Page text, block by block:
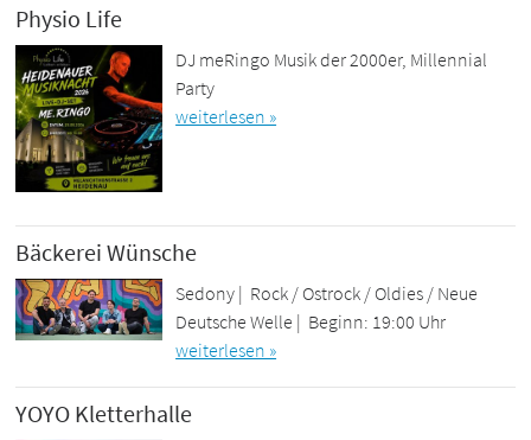
Physio Life
DJ meRingo Musik der 2000er, Millennial
Party
weiterlesen »
Bäckerei Wünsche
Sedony | Rock / Ostrock / Oldies / Neue
Deutsche Welle | Beginn: 19:00 Uhr
weiterlesen »
YOYO Kletterhalle